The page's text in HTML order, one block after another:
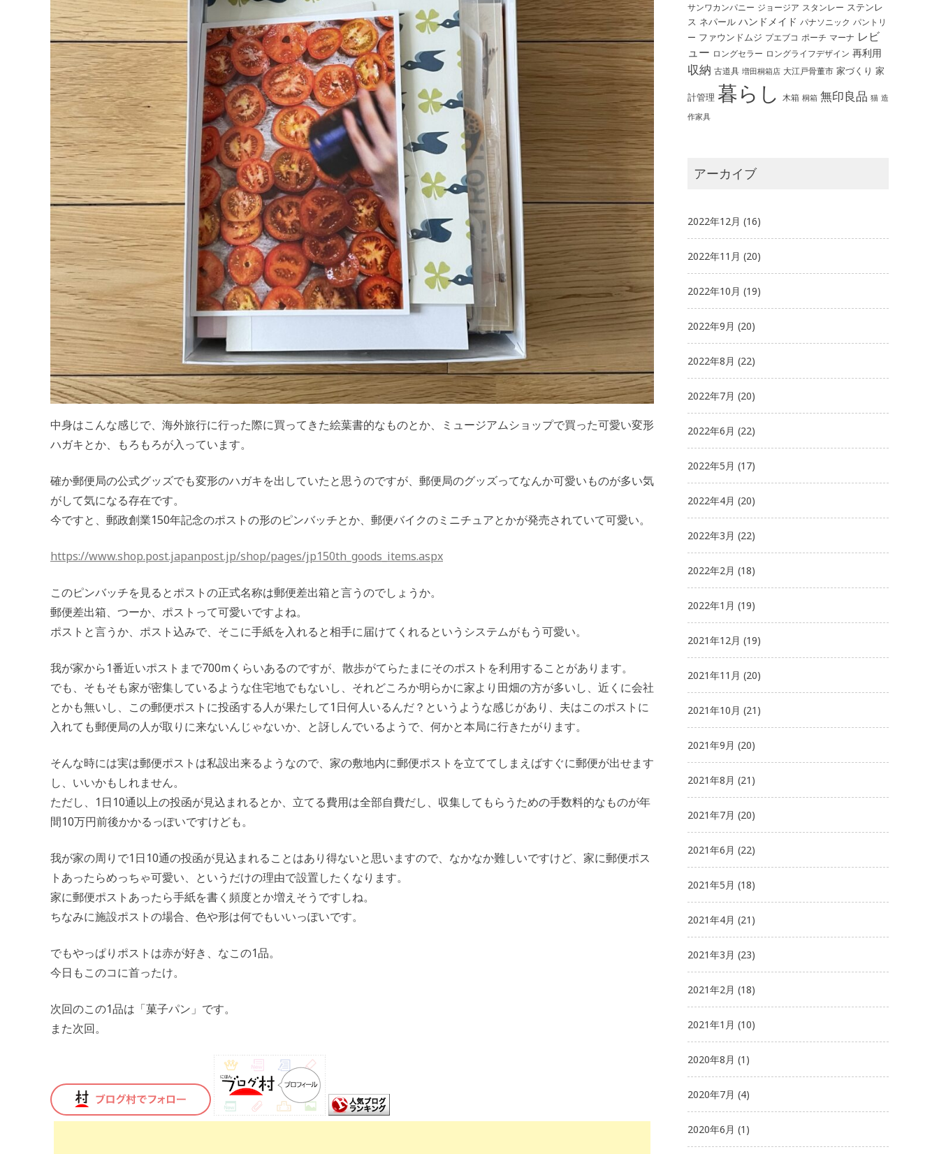
中身はこんな感じで、海外旅行に行った際に買ってきた絵葉書的なものとか、ミュージアムショップで買った可愛い変形
ハガキとか、もろもろが入っています。
確か郵便局の公式グッズでも変形のハガキを出していたと思うのですが、郵便局のグッズってなんか可愛いものが多い気
がして気になる存在です。
今ですと、郵政創業150年記念のポストの形のピンバッチとか、郵便バイクのミニチュアとかが発売されていて可愛い。
https://www.shop.post.japanpost.jp/shop/pages/jp150th_goods_items.aspx
このピンバッチを見るとポストの正式名称は郵便差出箱と言うのでしょうか。
郵便差出箱、つーか、ポストって可愛いですよね。
ポストと言うか、ポスト込みで、そこに手紙を入れると相手に届けてくれるというシステムがもう可愛い。
我が家から1番近いポストまで700mくらいあるのですが、散歩がてらたまにそのポストを利用することがあります。
でも、そもそも家が密集しているような住宅地でもないし、それどころか明らかに家より田畑の方が多いし、近くに会社
とかも無いし、この郵便ポストに投函する人が果たして1日何人いるんだ？というような感じがあり、夫はこのポストに
入れても郵便局の人が取りに来ないんじゃないか、と訝しんでいるようで、何かと本局に行きたがります。
そんな時には実は郵便ポストは私設出来るようなので、家の敷地内に郵便ポストを立ててしまえばすぐに郵便が出せます
し、いいかもしれません。
ただし、1日10通以上の投函が見込まれるとか、立てる費用は全部自費だし、収集してもらうための手数料的なものが年
間10万円前後かかるっぽいですけども。
我が家の周りで1日10通の投函が見込まれることはあり得ないと思いますので、なかなか難しいですけど、家に郵便ポス
トあったらめっちゃ可愛い、というだけの理由で設置したくなります。
家に郵便ポストあったら手紙を書く頻度とか増えそうですしね。
ちなみに施設ポストの場合、色や形は何でもいいっぽいです。
でもやっぱりポストは赤が好き、なこの1品。
今日もこのコに首ったけ。
次回のこの1品は「菓子パン」です。
また次回。
サンワカンパニー ジョージア スタンレー ステンレ
ス ネパール ハンドメイド パナソニック パントリ
ー ファウンドムジ プエブコ ポーチ マーナ レビ
ュー ロングセラー ロングライフデザイン 再利用
収納 古道具 増田桐箱店 大江戸骨董市 家づくり 家
計管理 暮らし 木箱 桐箱 無印良品 猫 造
作家具
アーカイブ
2022年12月 (16)
2022年11月 (20)
2022年10月 (19)
2022年9月 (20)
2022年8月 (22)
2022年7月 (20)
2022年6月 (22)
2022年5月 (17)
2022年4月 (20)
2022年3月 (22)
2022年2月 (18)
2022年1月 (19)
2021年12月 (19)
2021年11月 (20)
2021年10月 (21)
2021年9月 (20)
2021年8月 (21)
2021年7月 (20)
2021年6月 (22)
2021年5月 (18)
2021年4月 (21)
2021年3月 (23)
2021年2月 (18)
2021年1月 (10)
2020年8月 (1)
2020年7月 (4)
2020年6月 (1)